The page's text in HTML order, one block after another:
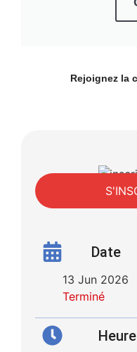
Rejoignez la
Date
13 Jun 2026
Terminé
Heure